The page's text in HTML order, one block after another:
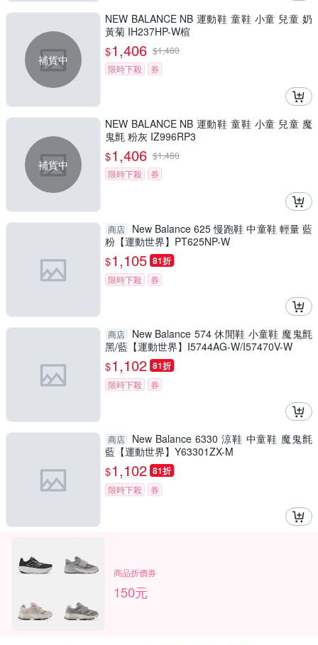
補貨中
NEW BALANCE NB 運動鞋 童鞋 小童 兒童 奶
黃菊 IH237HP-W楦
$1,406 $1,480
限時下殺
券
補貨中
NEW BALANCE NB 運動鞋 童鞋 小童 兒童 魔
鬼氈 粉灰 IZ996RP3
$1,406 $1,480
限時下殺
券
商店
New Balance 625 慢跑鞋 中童鞋 輕量 藍
粉【運動世界】PT625NP-W
$1,105 81折
限時下殺 券
商店
New Balance 574 休閒鞋 小童鞋 魔鬼氈
黑/藍【運動世界】I5744AG-W/I57470V-W
$1,102 81折
限時下殺 券
商店
New Balance 6330 涼鞋 中童鞋 魔鬼氈
藍【運動世界】Y63301ZX-M
$1,102 81折
限時下殺 券
商品折價券
150元